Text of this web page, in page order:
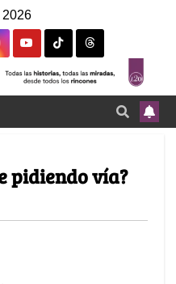
2026
pidiendo vía?